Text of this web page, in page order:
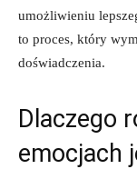
umożliwieniu
to proces, który
doświadczenia.
Dlaczego
emocjach